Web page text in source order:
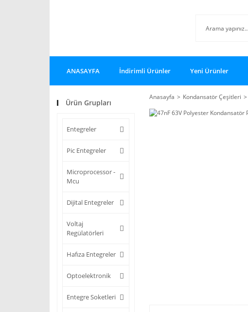
ANASAYFA İndirimli Ürünler Yeni Ürünler
Ürün Grupları
Entegreler
Pic Entegreler
Microprocessor -
Mcu
Dijital Entegreler
Voltaj
Regülatörleri
Hafıza Entegreler
Optoelektronik
Entegre Soketleri
Anasayfa Kondansatör Çeşitleri